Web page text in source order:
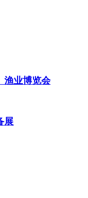
渔业博览会
展